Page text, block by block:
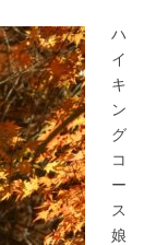
ハ
イ
キ
ン
グ
コ
ー
ス
娘